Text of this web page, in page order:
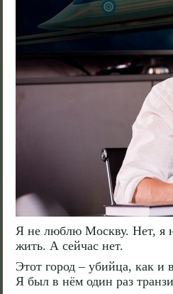
Я не люблю Москву. Нет, я
жить. А сейчас нет.
Этот город – убийца, как
Я был в нём один раз